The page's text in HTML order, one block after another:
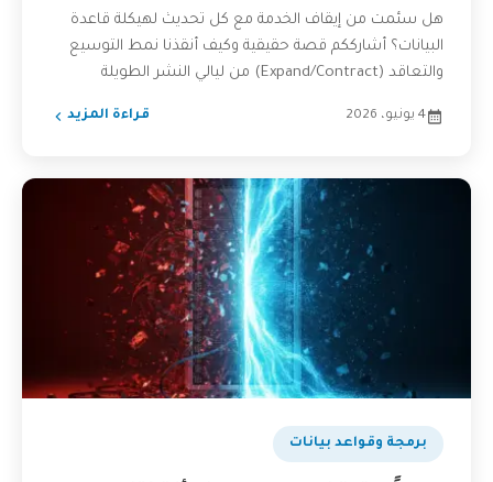
هل سئمت من إيقاف الخدمة مع كل تحديث لهيكلة قاعدة
البيانات؟ أشارككم قصة حقيقية وكيف أنقذنا نمط التوسيع
والتعاقد (Expand/Contract) من ليالي النشر الطويلة
4 يونيو، 2026 قراءة المزيد
برمجة وقواعد بيانات